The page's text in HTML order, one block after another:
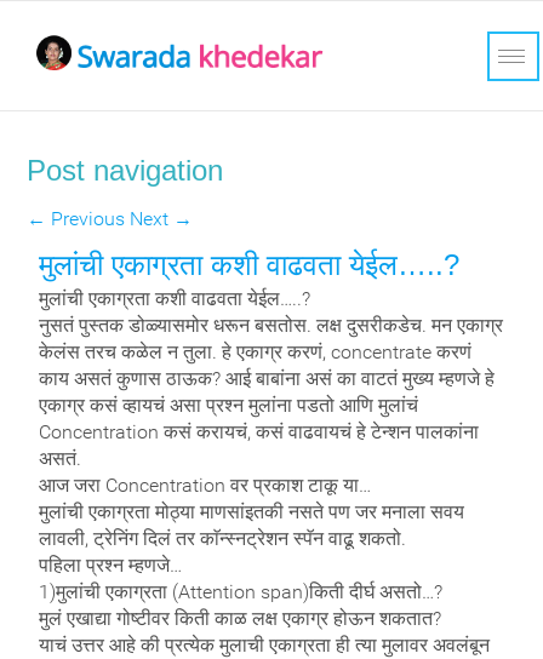
Post navigation
← Previous Next →
मुलांची एकाग्रता कशी वाढवता येईल…..?
मुलांची एकाग्रता कशी वाढवता येईल…..?
नुसतं पुस्तक डोळ्यासमोर धरून बसतोस. लक्ष दुसरीकडेच. मन एकाग्र
केलंस तरच कळेल न तुला. हे एकाग्र करणं, concentrate करणं
काय असतं कुणास ठाऊक? आई बाबांना असं का वाटतं मुख्य म्हणजे हे
एकाग्र कसं व्हायचं असा प्रश्न मुलांना पडतो आणि मुलांचं
Concentration कसं करायचं, कसं वाढवायचं हे टेन्शन पालकांना
असतं.
आज जरा Concentration वर प्रकाश टाकू या…
मुलांची एकाग्रता मोठ्या माणसांइतकी नसते पण जर मनाला सवय
लावली, ट्रेनिंग दिलं तर काॅन्स्नट्रेशन स्पॅन वाढू शकतो.
पहिला प्रश्न म्हणजे…
1)मुलांची एकाग्रता (Attention span)किती दीर्घ असतो…?
मुलं एखाद्या गोष्टीवर किती काळ लक्ष एकाग्र होऊन शकतात?
याचं उत्तर आहे की प्रत्येक मुलाची एकाग्रता ही त्या मुलावर अवलंबून